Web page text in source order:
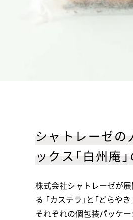
シャトレーゼの
ックス「白州庵
株式会社シャトレーゼが
る 「カステラ」と「どらやき
それぞれの個包装パッケー